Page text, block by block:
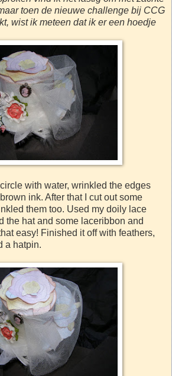
toen de nieuwe challenge bij CCG
wist ik meteen dat ik er een hoedje
with water, wrinkled the edges
ink. After that I cut out some
them too. Used my doily lace
the hat and some laceribbon and
easy! Finished it off with feathers,
a hatpin.